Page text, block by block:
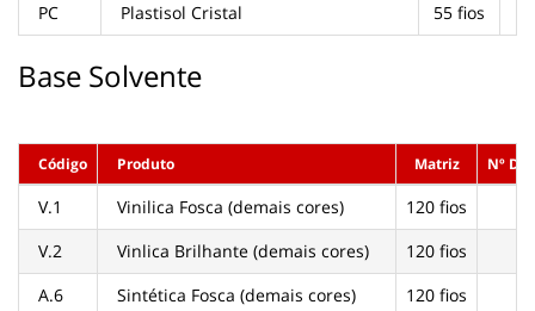
PC
Plastisol Cristal 55 fios
Base Solvente
Código Produto Matriz Nº
V.1 Vinilica Fosca (demais cores) 120 fios
V.2
Vinlica Brilhante (demais cores) 120 fios
A.6
Sintética Fosca (demais cores) 120 fios